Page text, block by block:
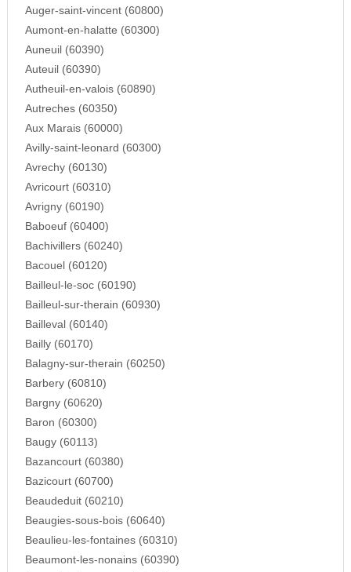
Auger-saint-vincent (60800)
Aumont-en-halatte (60300)
Auneuil (60390)
Auteuil (60390)
Autheuil-en-valois (60890)
Autreches (60350)
Aux Marais (60000)
Avilly-saint-leonard (60300)
Avrechy (60130)
Avricourt (60310)
Avrigny (60190)
Baboeuf (60400)
Bachivillers (60240)
Bacouel (60120)
Bailleul-le-soc (60190)
Bailleul-sur-therain (60930)
Bailleval (60140)
Bailly (60170)
Balagny-sur-therain (60250)
Barbery (60810)
Bargny (60620)
Baron (60300)
Baugy (60113)
Bazancourt (60380)
Bazicourt (60700)
Beaudeduit (60210)
Beaugies-sous-bois (60640)
Beaulieu-les-fontaines (60310)
Beaumont-les-nonains (60390)